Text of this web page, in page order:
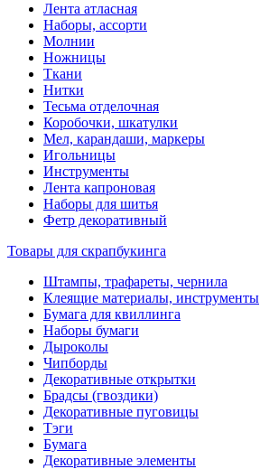
Лента атласная
Наборы, ассорти
Молнии
Ножницы
Ткани
Нитки
Тесьма отделочная
Коробочки, шкатулки
Мел, карандаши, маркеры
Игольницы
Инструменты
Лента капроновая
Наборы для шитья
Фетр декоративный
Товары для скрапбукинга
Штампы, трафареты, чернила
Клеящие материалы, инструменты
Бумага для квиллинга
Наборы бумаги
Дыроколы
Чипборды
Декоративные открытки
Брадсы (гвоздики)
Декоративные пуговицы
Тэги
Бумага
Декоративные элементы